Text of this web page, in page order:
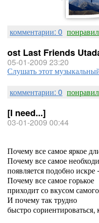
комментарии: 0
ost Last Friends
05-01-2009 23:20
Слушать этот
комментарии: 0
[I need...]
03-01-2009 00:44
Почему все самое яркое
Почему все самое
появляется подобно
Почему все самое горькое
приходит со вкусом
И почему так трудно
быстро сориентироваться,